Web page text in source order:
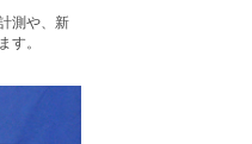
測や、新
す。